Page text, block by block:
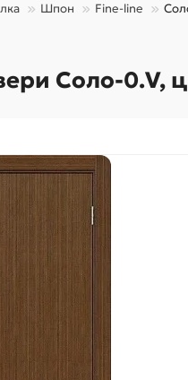
Шпон Fine-line
Соло-0.V,